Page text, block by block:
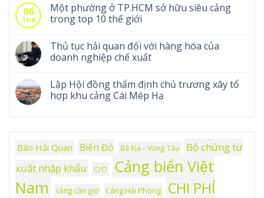
06
Th8
Một phường ở TP.HCM sở hữu siêu cảng
trong top 10 thế giới
Thủ tục hải quan đối với hàng hóa của
doanh nghiệp chế xuất
Lập Hội đồng thẩm định chủ trương xây tổ
hợp khu cảng Cái Mép Hạ
Báo Hải Quan Biển Đỏ Bà Rịa – Vũng Tàu
Bộ chứng từ
xuất nhập khẩu
C/O
Cảng biển Việt
Nam
cảng cần giờ Cảng Hải Phòng
CHI PHÍ